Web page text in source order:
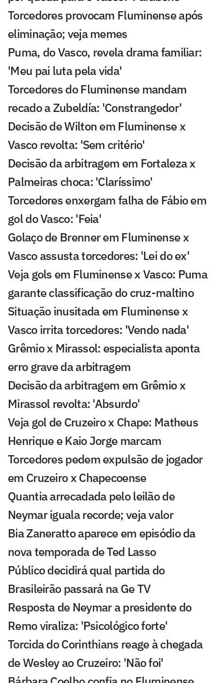
Torcedores provocam Fluminense após
eliminação; veja memes
Puma, do Vasco, revela drama familiar:
'Meu pai luta pela vida'
Torcedores do Fluminense mandam
recado a Zubeldía: 'Constrangedor'
Decisão de Wilton em Fluminense x
Vasco revolta: 'Sem critério'
Decisão da arbitragem em Fortaleza x
Palmeiras choca: 'Claríssimo'
Torcedores enxergam falha de Fábio em
gol do Vasco: 'Feia'
Golaço de Brenner em Fluminense x
Vasco assusta torcedores: 'Lei do ex'
Veja gols em Fluminense x Vasco: Puma
garante classificação do cruz-maltino
Situação inusitada em Fluminense x
Vasco irrita torcedores: 'Vendo nada'
Grêmio x Mirassol: especialista aponta
erro grave da arbitragem
Decisão da arbitragem em Grêmio x
Mirassol revolta: 'Absurdo'
Veja gol de Cruzeiro x Chape: Matheus
Henrique e Kaio Jorge marcam
Torcedores pedem expulsão de jogador
em Cruzeiro x Chapecoense
Quantia arrecadada pelo leilão de
Neymar iguala recorde; veja valor
Bia Zaneratto aparece em episódio da
nova temporada de Ted Lasso
Público decidirá qual partida do
Brasileirão passará na Ge TV
Resposta de Neymar a presidente do
Remo viraliza: 'Psicológico forte'
Torcida do Corinthians reage à chegada
de Wesley ao Cruzeiro: 'Não foi'